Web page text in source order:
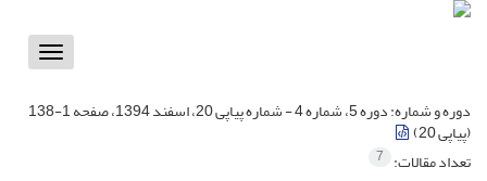
Toggle
دوره و شماره:
دوره 5، شماره 4 - شماره پیاپی 20، اسفند 1394، صفحه 1-138
(پیاپی 20)
تعداد مقالات: 7